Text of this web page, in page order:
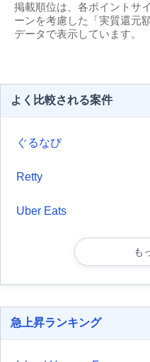
掲載順位は、各ポイントサ
ーンを考慮した「実質還元
データで表示しています。
よく比較される案件
ぐるなび
Retty
Uber Eats
も
急上昇ランキング